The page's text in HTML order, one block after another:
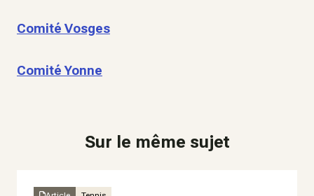
Comité Vosges
Comité Yonne
Sur le même sujet